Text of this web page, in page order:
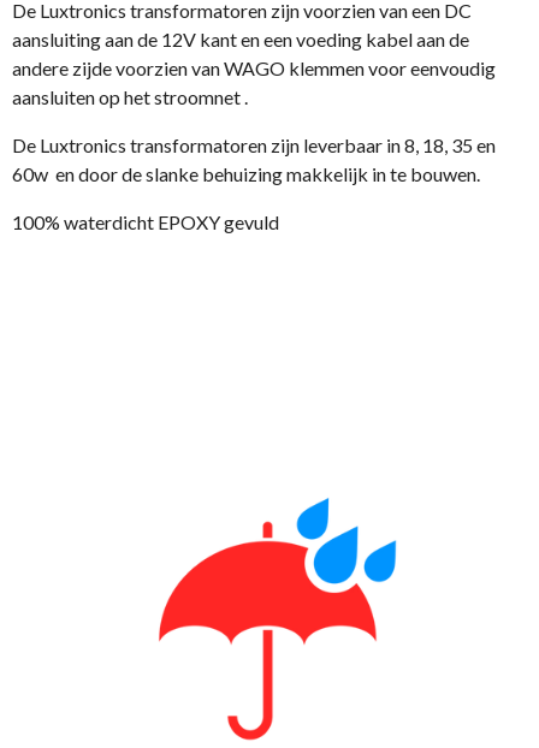
De Luxtronics transformatoren zijn voorzien van een DC
aansluiting aan de 12V kant en een voeding kabel aan de
andere zijde voorzien van WAGO klemmen voor eenvoudig
aansluiten op het stroomnet .
De Luxtronics transformatoren zijn leverbaar in 8, 18, 35 en
60w en door de slanke behuizing makkelijk in te bouwen.
100% waterdicht EPOXY gevuld